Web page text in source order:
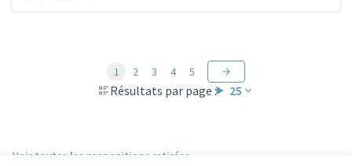
Résultats par page : 25
1 2 3 4 5
Voir toutes les propositions retirées